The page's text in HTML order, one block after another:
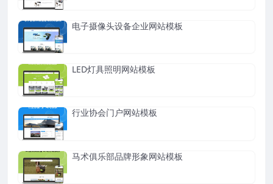
电子摄像头设备企业网站模板
LED灯具照明网站模板
行业协会门户网站模板
马术俱乐部品牌形象网站模板